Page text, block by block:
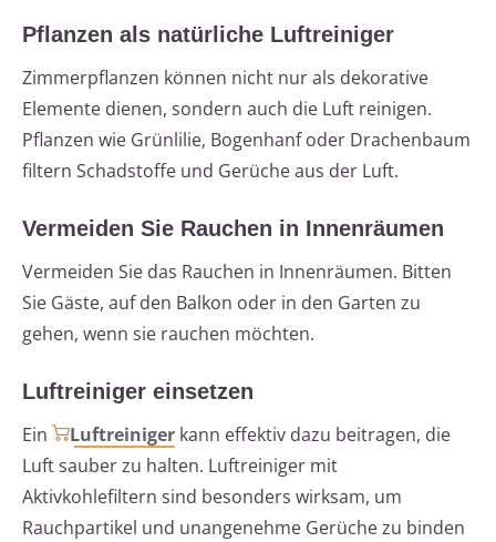
Pflanzen als natürliche Luftreiniger
Zimmerpflanzen können nicht nur als dekorative
Elemente dienen, sondern auch die Luft reinigen.
Pflanzen wie Grünlilie, Bogenhanf oder Drachenbaum
filtern Schadstoffe und Gerüche aus der Luft.
Vermeiden Sie Rauchen in Innenräumen
Vermeiden Sie das Rauchen in Innenräumen. Bitten
Sie Gäste, auf den Balkon oder in den Garten zu
gehen, wenn sie rauchen möchten.
Luftreiniger einsetzen
Ein
Luftreiniger kann effektiv dazu beitragen, die
Luft sauber zu halten. Luftreiniger mit
Aktivkohlefiltern sind besonders wirksam, um
Rauchpartikel und unangenehme Gerüche zu binden